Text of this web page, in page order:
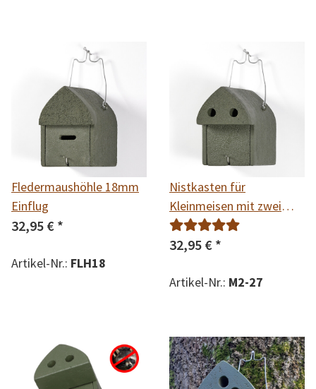
Braunes Langohr
Fledermaushöhle 18mm
Einflug
32,95 € *
Artikel-Nr.: FLH18
Nistkasten für
Kleinmeisen mit zwei
27mm Einfluglöchern z.B.
für Blaumeise,
Tannenmeise und
32,95 € *
Artikel-Nr.: M2-27